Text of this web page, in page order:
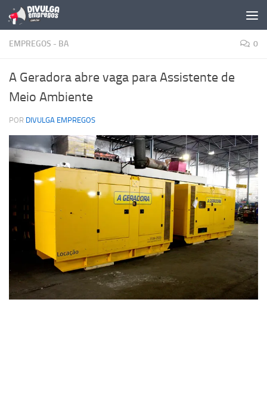
Skip to content
EMPREGOS - BA 0
A Geradora abre vaga para Assistente de
Meio Ambiente
POR DIVULGA EMPREGOS